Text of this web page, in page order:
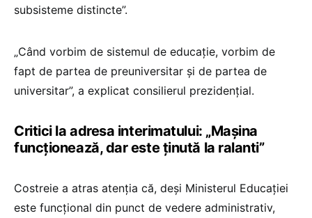
subsisteme distincte”.
„Când vorbim de sistemul de educație, vorbim de
fapt de partea de preuniversitar și de partea de
universitar”, a explicat consilierul prezidențial.
Critici la adresa interimatului: „Mașina
funcționează, dar este ținută la ralanti”
Costreie a atras atenția că, deși Ministerul Educației
este funcțional din punct de vedere administrativ,